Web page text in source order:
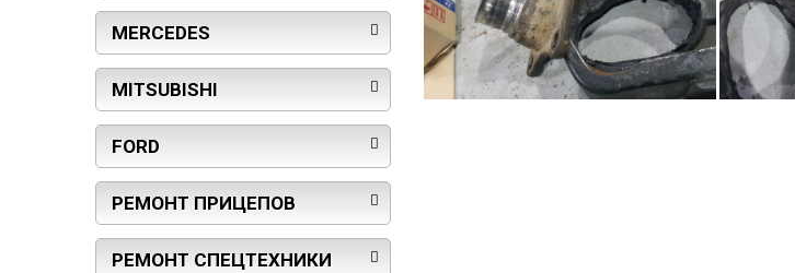
MERCEDES
MITSUBISHI
FORD
РЕМОНТ ПРИЦЕПОВ
РЕМОНТ СПЕЦТЕХНИКИ